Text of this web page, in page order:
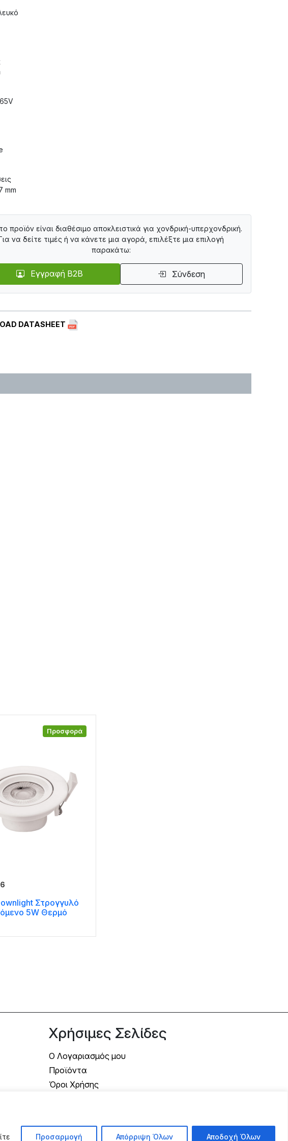
Προσαρμογή Απόρριψη Όλων Αποδοχή Όλων
mm
DATASHEET
προϊόν είναι διαθέσιμο αποκλειστικά για χονδρική-υπερχονδρική.
να δείτε τιμές ή να κάνετε μια αγορά, επιλέξτε μια επιλογή
παρακάτω:
Εγγραφή B2B Σύνδεση
Προσφορά
Στρογγυλό
5W Θερμό
Χρήσιμες Σελίδες
Ο Λογαριασμός μου
Προϊόντα
Όροι Χρήσης
Πολιτική Επιστροφής